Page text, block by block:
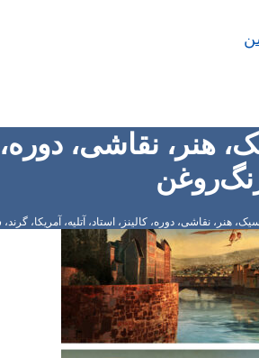
هنر، نقاشی، دوره،
هنر، نقاشی، دوره، کالینز، استاد، آتلیه، آمریکا،